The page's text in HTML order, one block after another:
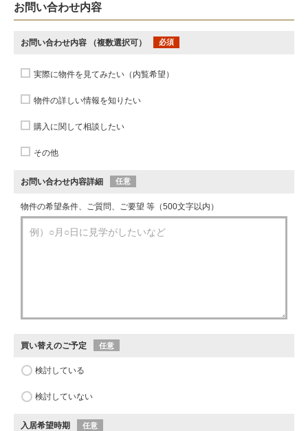
お問い合わせ内容
お問い合わせ内容 （複数選択可） 必須
実際に物件を見てみたい（内覧希望）
物件の詳しい情報を知りたい
購入に関して相談したい
その他
お問い合わせ内容詳細 任意
物件の希望条件、ご質問、ご要望 等（500文字以内）
買い替えのご予定 任意
検討している
検討していない
入居希望時期 任意